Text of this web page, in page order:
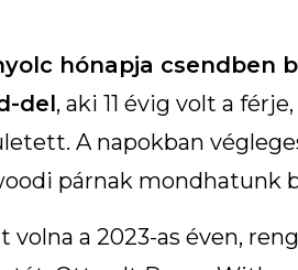
hónapja csendben
del, aki 11 évig volt a
A napokban
párnak mondhatunk
volna a 2023-as éven,